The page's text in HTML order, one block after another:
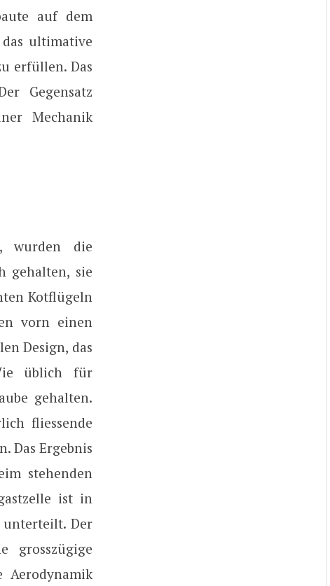
auf dem
ultimative
erfüllen. Das
Gegensatz
Mechanik
wurden die
gehalten, sie
Kotflügeln
vorn einen
Design, das
üblich für
gehalten.
fliessende
Das Ergebnis
stehenden
ist in
Der
grosszügige